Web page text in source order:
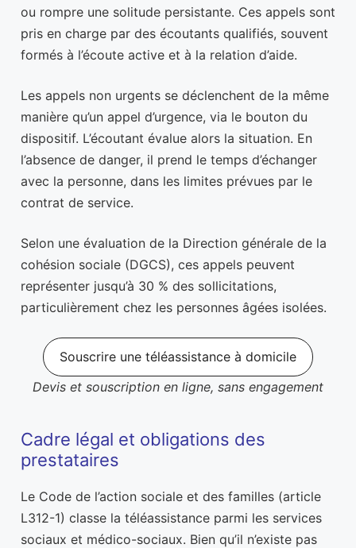
ou rompre une solitude persistante. Ces appels sont
pris en charge par des écoutants qualifiés, souvent
formés à l’écoute active et à la relation d’aide.
Les appels non urgents se déclenchent de la même
manière qu’un appel d’urgence, via le bouton du
dispositif. L’écoutant évalue alors la situation. En
l’absence de danger, il prend le temps d’échanger
avec la personne, dans les limites prévues par le
contrat de service.
Selon une évaluation de la Direction générale de la
cohésion sociale (DGCS), ces appels peuvent
représenter jusqu’à 30 % des sollicitations,
particulièrement chez les personnes âgées isolées.
Souscrire une téléassistance à domicile
Devis et souscription en ligne, sans engagement
Cadre légal et obligations des
prestataires
Le Code de l’action sociale et des familles (article
L312-1) classe la téléassistance parmi les services
sociaux et médico-sociaux. Bien qu’il n’existe pas